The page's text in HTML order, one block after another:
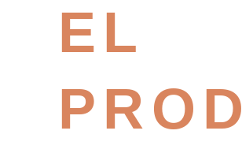
EL
PROD